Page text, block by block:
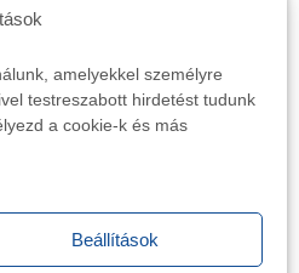
amelyekkel személyre
testreszabott hirdetést tudunk
a cookie-k és más
Beállítások